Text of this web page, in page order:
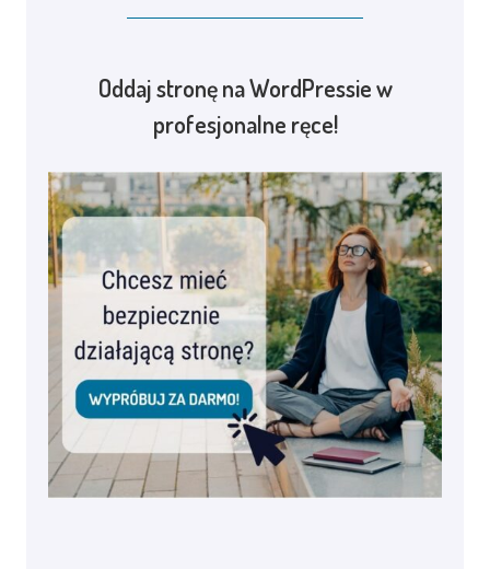
Oddaj stronę na WordPressie w
profesjonalne ręce!